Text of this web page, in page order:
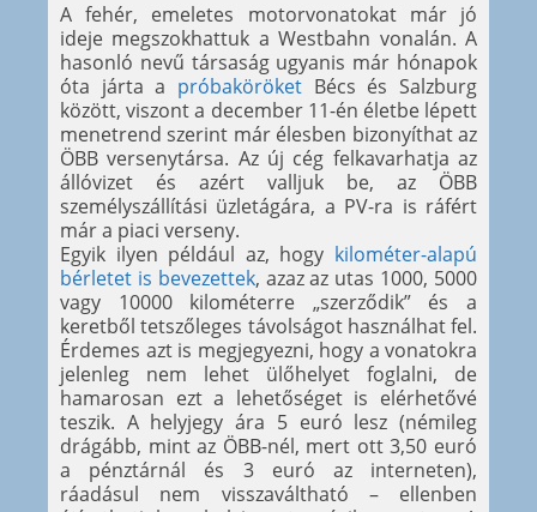
A fehér, emeletes motorvonatokat már jó
ideje megszokhattuk a Westbahn vonalán. A
hasonló nevű társaság ugyanis már hónapok
óta járta a próbaköröket Bécs és Salzburg
között, viszont a december 11-én életbe lépett
menetrend szerint már élesben bizonyíthat az
ÖBB versenytársa. Az új cég felkavarhatja az
állóvizet és azért valljuk be, az ÖBB
személyszállítási üzletágára, a PV-ra is ráfért
már a piaci verseny.
Egyik ilyen például az, hogy kilométer-alapú
bérletet is bevezettek, azaz az utas 1000, 5000
vagy 10000 kilométerre „szerződik” és a
keretből tetszőleges távolságot használhat fel.
Érdemes azt is megjegyezni, hogy a vonatokra
jelenleg nem lehet ülőhelyet foglalni, de
hamarosan ezt a lehetőséget is elérhetővé
teszik. A helyjegy ára 5 euró lesz (némileg
drágább, mint az ÖBB-nél, mert ott 3,50 euró
a pénztárnál és 3 euró az interneten),
ráadásul nem visszaváltható – ellenben